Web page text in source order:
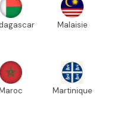
Malaisie
Martinique